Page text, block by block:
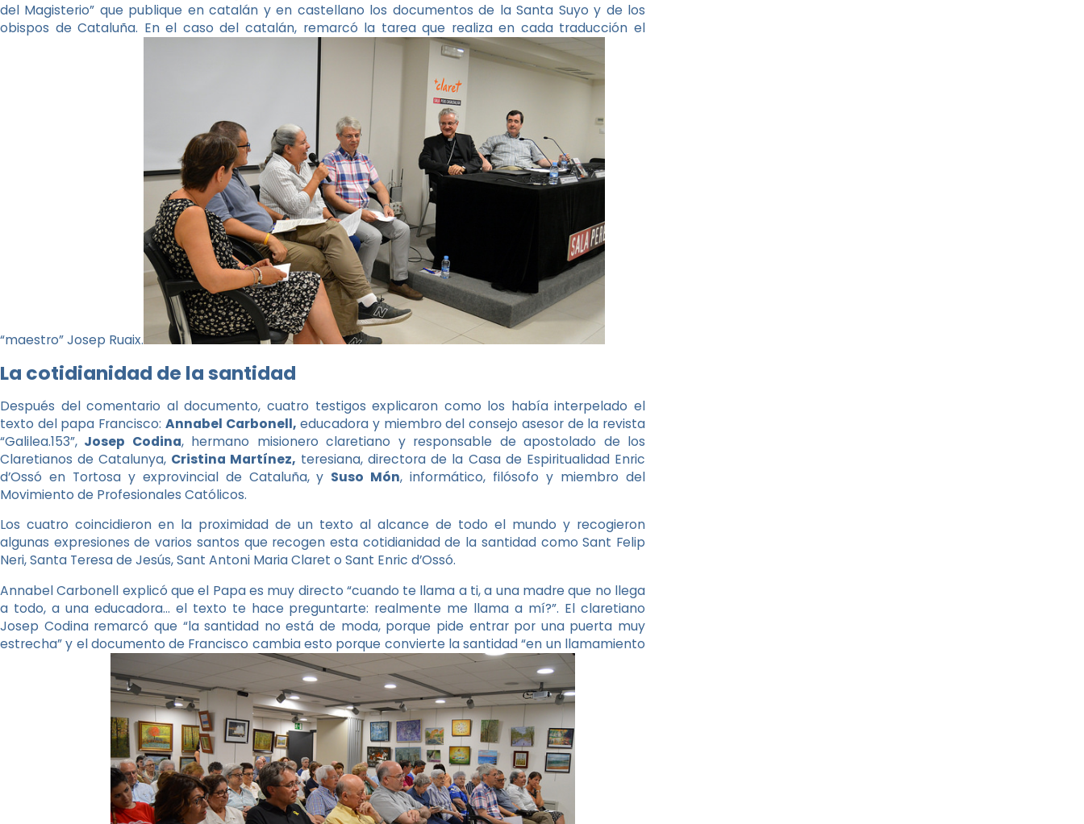
del Magisterio” que publique en catalán y en castellano los documentos de la Santa Suyo y de los
obispos de Cataluña. En el caso del catalán, remarcó la tarea que realiza en cada traducción el
“maestro” Josep Ruaix.
La cotidianidad de la santidad
Después del comentario al documento, cuatro testigos explicaron como los había interpelado el
texto del papa Francisco: Annabel Carbonell, educadora y miembro del consejo asesor de la revista
“Galilea.153”, Josep Codina, hermano misionero claretiano y responsable de apostolado de los
Claretianos de Catalunya, Cristina Martínez, teresiana, directora de la Casa de Espiritualidad Enric
d’Ossó en Tortosa y exprovincial de Cataluña, y Suso Món, informático, filósofo y miembro del
Movimiento de Profesionales Católicos.
Los cuatro coincidieron en la proximidad de un texto al alcance de todo el mundo y recogieron
algunas expresiones de varios santos que recogen esta cotidianidad de la santidad como Sant Felip
Neri, Santa Teresa de Jesús, Sant Antoni Maria Claret o Sant Enric d’Ossó.
Annabel Carbonell explicó que el Papa es muy directo “cuando te llama a ti, a una madre que no llega
a todo, a una educadora… el texto te hace preguntarte: realmente me llama a mí?”. El claretiano
Josep Codina remarcó que “la santidad no está de moda, porque pide entrar por una puerta muy
estrecha” y el documento de Francisco cambia esto porque convierte la santidad “en un llamamiento